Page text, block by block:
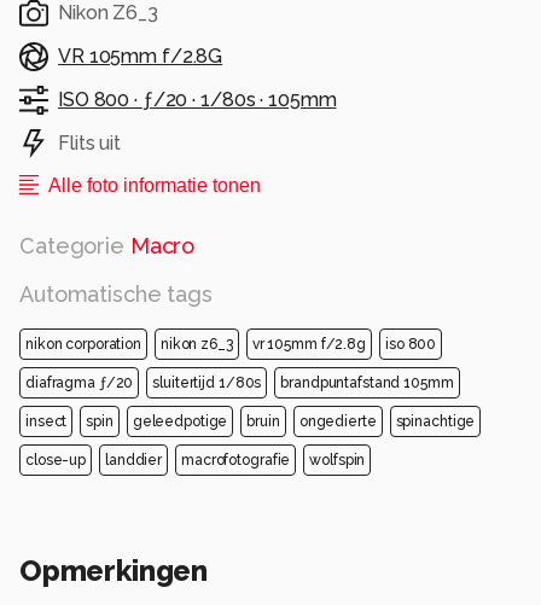
Nikon Z6_3
VR 105mm f/2.8G
ISO 800 · ƒ/20 · 1/80s ·105mm
Flits uit
Alle foto informatie tonen
Categorie Macro
Automatische tags
nikon corporation nikon z6_3 vr 105mm f/2.8g iso 800
diafragma ƒ/20 sluitertijd 1/80s brandpuntafstand 105mm
insect spin geleedpotige bruin ongedierte spinachtige
close-up landdier macrofotografie wolfspin
Opmerkingen